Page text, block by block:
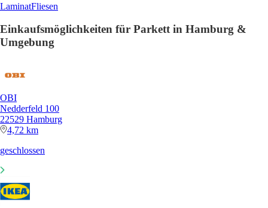
LaminatFliesen
Einkaufsmöglichkeiten für Parkett in Hamburg &
Umgebung
OBI
Nedderfeld 100
22529 Hamburg
4,72 km
geschlossen